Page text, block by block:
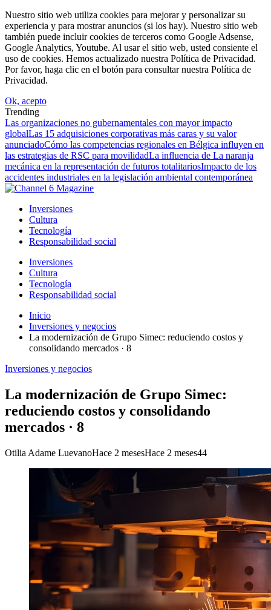
Nuestro sitio web utiliza cookies para mejorar y personalizar su
experiencia y para mostrar anuncios (si los hay). Nuestro sitio web
también puede incluir cookies de terceros como Google Adsense,
Google Analytics, Youtube. Al usar el sitio web, usted consiente el
uso de cookies. Hemos actualizado nuestra Política de Privacidad.
Por favor, haga clic en el botón para consultar nuestra Política de
Privacidad.
Ok, acepto
Trending
Las organizaciones no gubernamentales con mayor impacto
globalLas 15 adquisiciones corporativas más caras y su valor
anunciadoCómo las competencias regionales en Bélgica influyen en
las estrategias de RSC para movilidadLa influencia de La naranja
mecánica en la representación de futuros totalitariosImpacto de los
accidentes industriales en la legislación ambiental contemporánea
Inversiones
Cultura
Tecnología
Responsabilidad social
Inversiones
Cultura
Tecnología
Responsabilidad social
Inicio
Inversiones y negocios
La modernización de Grupo Simec: reduciendo costos y
consolidando mercados · 8
Inversiones y negocios
La modernización de Grupo Simec:
reduciendo costos y consolidando
mercados · 8
Otilia Adame LuevanoHace 2 mesesHace 2 meses44